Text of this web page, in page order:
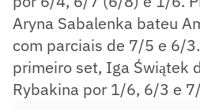
Aryna Sabalenka bateu
com parciais de 7/5 e 6/
primeiro set, Iga Świątek
Rybakina por 1/6, 6/3 e